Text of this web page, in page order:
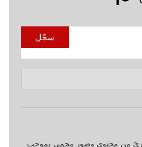
زيّ من محتوى وصور محمي بموجب